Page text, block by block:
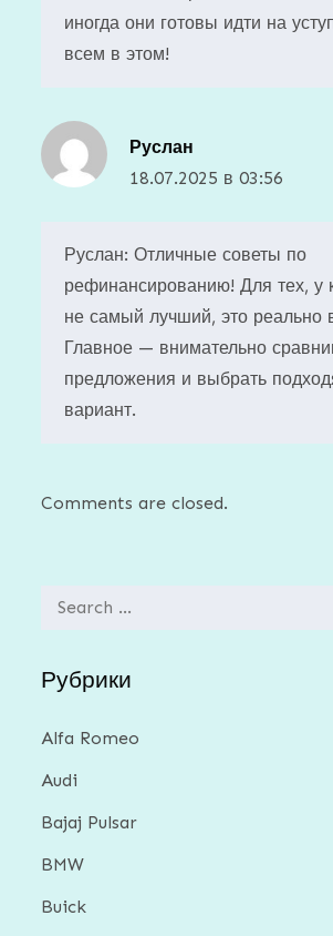
иногда они готовы идти на
всем в этом!
Руслан
18.07.2025 в 03:56
Руслан: Отличные советы по
рефинансированию! Для тех, у
не самый лучший, это реально
Главное — внимательно
предложения и выбрать
вариант.
Comments are closed.
Search
Рубрики
Alfa Romeo
Audi
Bajaj Pulsar
BMW
Buick